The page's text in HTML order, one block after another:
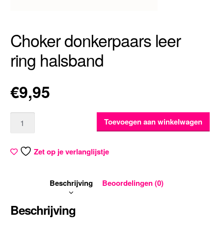
Choker donkerpaars leer
ring halsband
€9,95
Aantal Toevoegen aan winkelwagen
Zet op je verlanglijstje
Beschrijving Beoordelingen (0)
Beschrijving